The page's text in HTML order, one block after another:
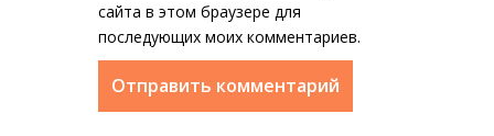
сайта в этом браузере для
последующих моих комментариев.